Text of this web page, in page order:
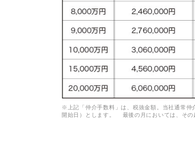
※上記「仲介手数料」は、税抜金額。当社通常
開始日）とします。 最後の月においては、その